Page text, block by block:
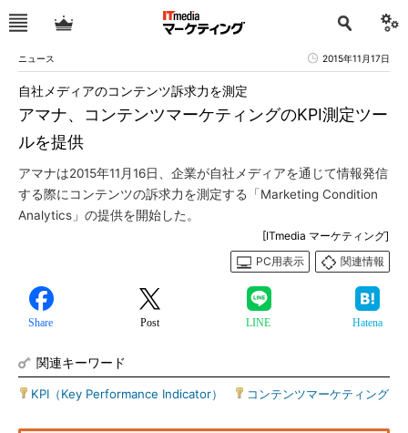
ニュース 2015年11月17日
アマナ、コンテンツマーケティングのKPI測定ツー
ルを提供
自社メディアのコンテンツ訴求力を測定
アマナは2015年11月16日、企業が自社メディアを通じて情報発信
する際にコンテンツの訴求力を測定する「Marketing Condition
Analytics」の提供を開始した。
[ITmedia マーケティング]
PC用表示
関連情報
Share Post LINE Hatena
関連キーワード
KPI（Key Performance Indicator） コンテンツマーケティング